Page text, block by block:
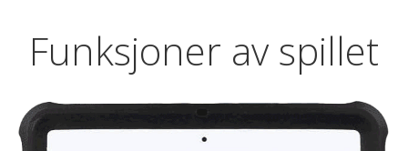
Funksjoner av spillet